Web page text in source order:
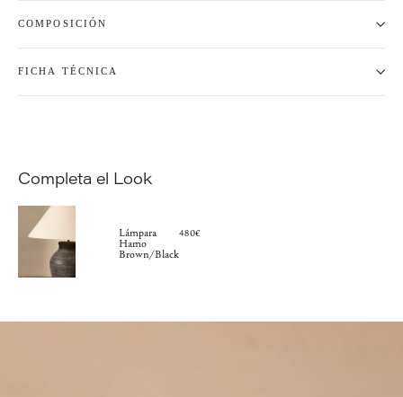
COMPOSICIÓN
FICHA TÉCNICA
Completa el Look
Lámpara
Hamo
Brown/Black
480€